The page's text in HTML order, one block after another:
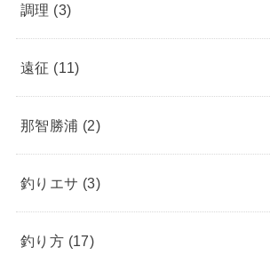
調理 (3)
遠征 (11)
那智勝浦 (2)
釣りエサ (3)
釣り方 (17)